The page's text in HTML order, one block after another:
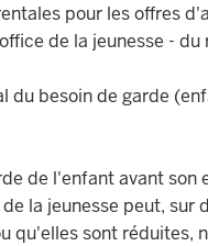
pour les offres
de la jeunesse -
du besoin de garde
de l'enfant avant
la jeunesse peut,
qu'elles sont